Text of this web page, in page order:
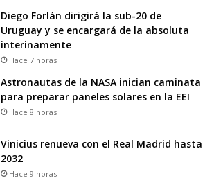
Diego Forlán dirigirá la sub-20 de
Uruguay y se encargará de la absoluta
interinamente
Hace 7 horas
Astronautas de la NASA inician caminata
para preparar paneles solares en la EEI
Hace 8 horas
Vinicius renueva con el Real Madrid hasta
2032
Hace 9 horas